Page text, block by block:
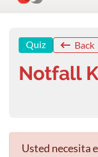
Quiz Back
Notfall
Usted necesita